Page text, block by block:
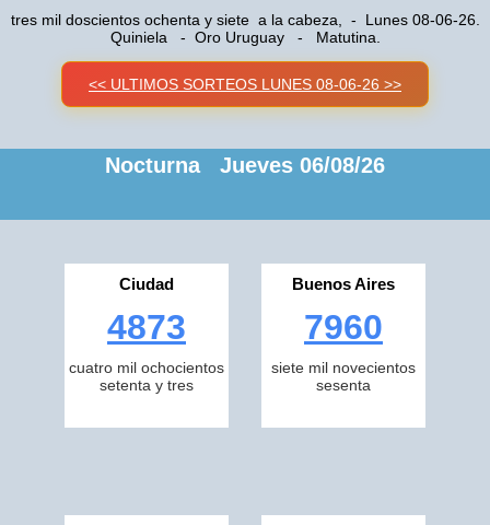
tres mil doscientos ochenta y siete a la cabeza, - Lunes 08-06-26.
Quiniela - Oro Uruguay - Matutina.
<< ULTIMOS SORTEOS LUNES 08-06-26 >>
Nocturna Jueves 06/08/26
Ciudad
4873
cuatro mil ochocientos
setenta y tres
Buenos Aires
7960
siete mil novecientos
sesenta